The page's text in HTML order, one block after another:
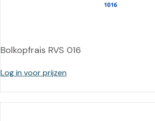
Bolkopfrais RVS 016
Log in voor prijzen